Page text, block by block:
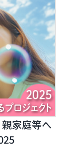
家庭等へ